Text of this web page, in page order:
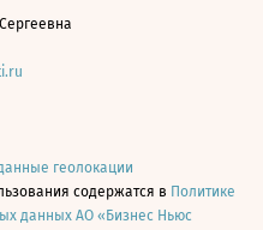
геолокации
содержатся в Политике
данных АО «Бизнес Ньюс